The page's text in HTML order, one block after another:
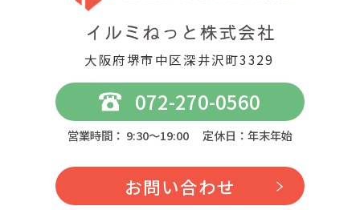
大阪府堺市中区深井沢町3329
072-270-0560
営業時間： 9:30～19:00 定休日：年末年始
お問い合わせ